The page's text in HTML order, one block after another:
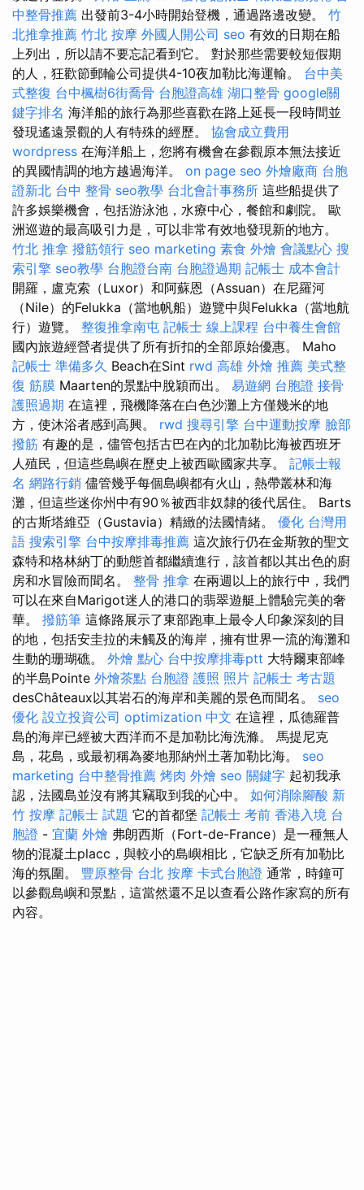
中整骨推薦 出發前3-4小時開始登機，通過路邊改變。 竹
北推拿推薦 竹北 按摩 外國人開公司 seo 有效的日期在船
上列出，所以請不要忘記看到它。 對於那些需要較短假期
的人，狂歡節郵輪​​公司提供4-10夜加勒比海運輸。 台中美
式整復 台中楓樹6街喬骨 台胞證高雄 湖口整骨 google關
鍵字排名 海洋船的旅行為那些喜歡在路上延長一段時間並
發現遙遠景觀的人有特殊的經歷。 協會成立費用
wordpress 在海洋船上，您將有機會在參觀原本無法接近
的異國情調的地方越過海洋。 on page seo 外燴廠商 台胞
證新北 台中 整骨 seo教學 台北會計事務所 這些船提供了
許多娛樂機會，包括游泳池，水療中心，餐館和劇院。 歐
洲巡遊的最高吸引力是，可以非常有效地發現新的地方。
竹北 推拿 撥筋領行 seo marketing 素食 外燴 會議點心 搜
索引擎 seo教學 台胞證台南 台胞證過期 記帳士 成本會計
開羅，盧克索（Luxor）和阿蘇恩（Assuan）在尼羅河
（Nile）的Felukka（當地帆船）遊覽中與Felukka（當地航
行）遊覽。 整復推拿南屯 記帳士 線上課程 台中養生會館
國內旅遊經營者提供了所有折扣的全部原始優惠。 Maho
記帳士 準備多久 Beach在Sint rwd 高雄 外燴 推薦 美式整
復 筋膜 Maarten的景點中脫穎而出。 易遊網 台胞證 接骨
護照過期 在這裡，飛機降落在白色沙灘上方僅幾米的地
方，使沐浴者感到高興。 rwd 搜尋引擎 台中運動按摩 臉部
撥筋 有趣的是，儘管包括古巴在內的北加勒比海被西班牙
人殖民，但這些島嶼在歷史上被西歐國家共享。 記帳士報
名 網路行銷 儘管幾乎每個島嶼都有火山，熱帶叢林和海
灘，但這些迷你州中有90％被西非奴隸的後代居住。 Barts
的古斯塔維亞（Gustavia）精緻的法國情緒。 優化 台灣用
語 搜索引擎 台中按摩排毒推薦 這次旅行仍在金斯敦的聖文
森特和格林納丁的動態首都繼續進行，該首都以其出色的廚
房和水冒險而聞名。 整骨 推拿 在兩週以上的旅行中，我們
可以在來自Marigot迷人的港口的翡翠遊艇上體驗完美的奢
華。 撥筋筆 這條路展示了東部跑車上最令人印象深刻的目
的地，包括安圭拉的未觸及的海岸，擁有世界一流的海灘和
生動的珊瑚礁。 外燴 點心 台中按摩排毒ptt 大特爾東部峰
的半島Pointe 外燴茶點 台胞證 護照 照片 記帳士 考古題
desChâteaux以其岩石的海岸和美麗的景色而聞名。 seo
優化 設立投資公司 optimization 中文 在這裡，瓜德羅普
島的海岸已經被大西洋而不是加勒比海洗滌。 馬提尼克
島，花島，或最初稱為麥地那納州土著加勒比海。 seo
marketing 台中整骨推薦 烤肉 外燴 seo 關鍵字 起初我承
認，法國島並沒有將其竊取到我的心中。 如何消除腳酸 新
竹 按摩 記帳士 試題 它的首都堡 記帳士 考前 香港入境 台
胞證 - 宜蘭 外燴 弗朗西斯（Fort-de-France）是一種無人
物的混凝土placc，與較小的島嶼相比，它缺乏所有加勒比
海的氛圍。 豐原整骨 台北 按摩 卡式台胞證 通常，時鐘可
以參觀島嶼和景點，這當然還不足以查看公路作家寫的所有
內容。